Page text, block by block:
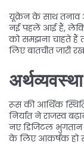
यूक्रेन के साथ तनाव
नई पहलें आई हैं,
को समझना चाहते हैं
लिए बातचीत जारी
रूस की आर्थिक
निर्यात ने राजस्व
नए डिजिटल भुगतान
के लिए आकर्षक हो